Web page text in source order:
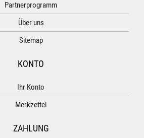
Partnerprogramm
Über uns
Sitemap
KONTO
Ihr Konto
Merkzettel
ZAHLUNG